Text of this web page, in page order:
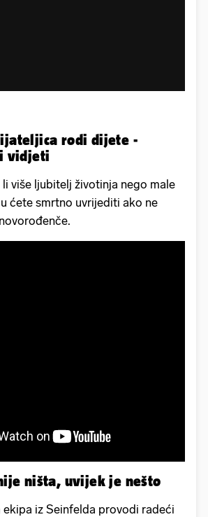
rodi dijete -
vidjeti
li više ljubitelj životinja nego male
ćete smrtno uvrijediti ako ne
ništa, uvijek je nešto
ekipa iz Seinfelda provodi radeći